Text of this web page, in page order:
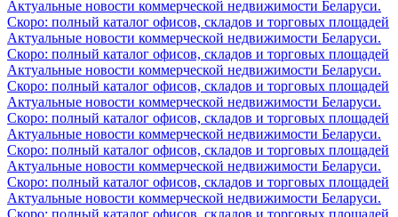
Актуальные новости коммерческой недвижимости Беларуси.
Скоро: полный каталог офисов, складов и торговых площадей
Актуальные новости коммерческой недвижимости Беларуси.
Скоро: полный каталог офисов, складов и торговых площадей
Актуальные новости коммерческой недвижимости Беларуси.
Скоро: полный каталог офисов, складов и торговых площадей
Актуальные новости коммерческой недвижимости Беларуси.
Скоро: полный каталог офисов, складов и торговых площадей
Актуальные новости коммерческой недвижимости Беларуси.
Скоро: полный каталог офисов, складов и торговых площадей
Актуальные новости коммерческой недвижимости Беларуси.
Скоро: полный каталог офисов, складов и торговых площадей
Актуальные новости коммерческой недвижимости Беларуси.
Скоро: полный каталог офисов, складов и торговых площадей